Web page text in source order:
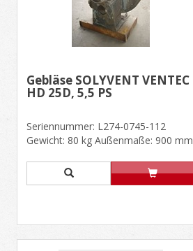
Gebläse SOLYVENT VENTEC
HD 25D, 5,5 PS
Seriennummer: L274-0745-112
Gewicht: 80 kg Außenmaße: 900 mm
ELEKTRI......